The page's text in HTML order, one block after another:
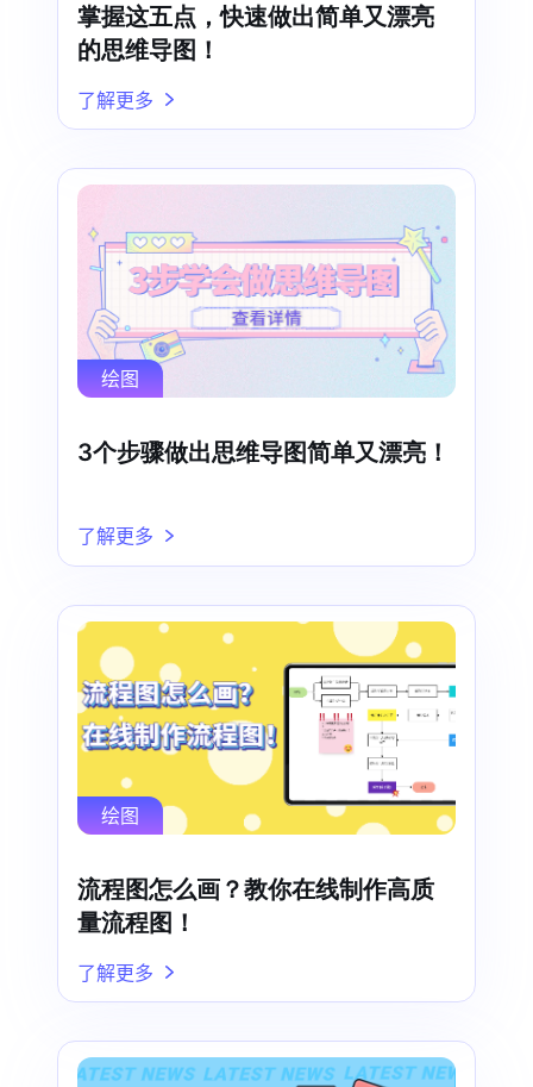
掌握这五点，快速做出简单又漂亮
的思维导图！
了解更多
绘图
3个步骤做出思维导图简单又漂亮！
了解更多
绘图
流程图怎么画？教你在线制作高质
量流程图！
了解更多